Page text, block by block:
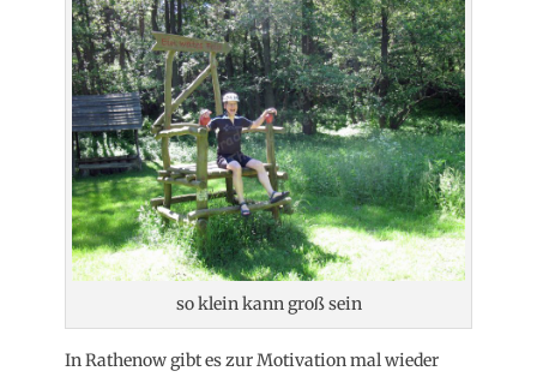
so klein kann groß sein
In Rathenow gibt es zur Motivation mal wieder